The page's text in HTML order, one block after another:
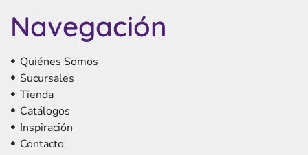
Navegación
Quiénes Somos
Sucursales
Tienda
Catálogos
Inspiración
Contacto